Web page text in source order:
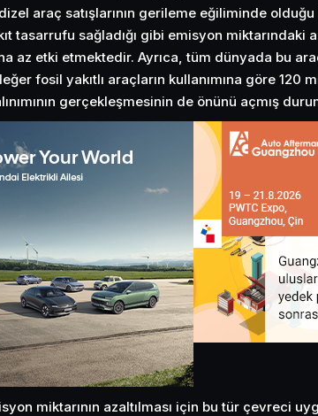
araç satışlarının gerileme eğiliminde
tasarrufu sağladığı gibi emisyon miktarındaki
az etki etmektedir. Ayrıca, tüm dünyada bu
fosil yakıtlı araçların kullanımına göre 120
gerçekleşmesinin de önünü açmış
miktarının azaltılması için bu tür çevreci